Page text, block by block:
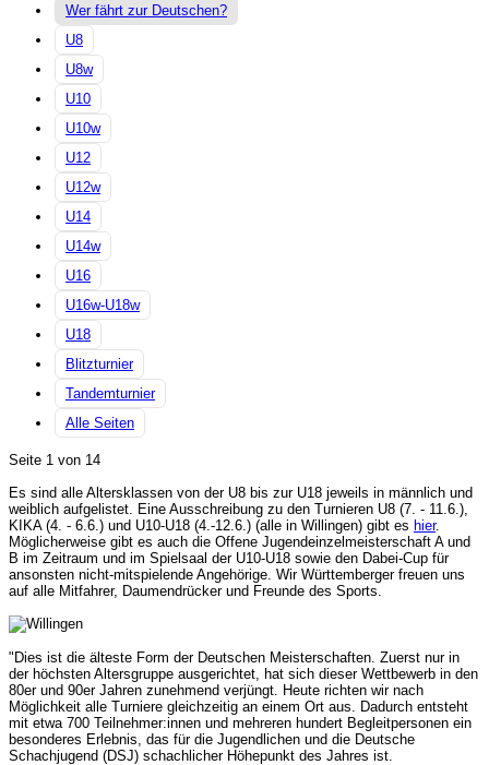
Wer fährt zur Deutschen?
U8
U8w
U10
U10w
U12
U12w
U14
U14w
U16
U16w-U18w
U18
Blitzturnier
Tandemturnier
Alle Seiten
Seite 1 von 14
Es sind alle Altersklassen von der U8 bis zur U18 jeweils in männlich und
weiblich aufgelistet. Eine Ausschreibung zu den Turnieren U8 (7. - 11.6.),
KIKA (4. - 6.6.) und U10-U18 (4.-12.6.) (alle in Willingen) gibt es hier.
Möglicherweise gibt es auch die Offene Jugendeinzelmeisterschaft A und
B im Zeitraum und im Spielsaal der U10-U18 sowie den Dabei-Cup für
ansonsten nicht-mitspielende Angehörige. Wir Württemberger freuen uns
auf alle Mitfahrer, Daumendrücker und Freunde des Sports.
"Dies ist die älteste Form der Deutschen Meisterschaften. Zuerst nur in
der höchsten Altersgruppe ausgerichtet, hat sich dieser Wettbewerb in den
80er und 90er Jahren zunehmend verjüngt. Heute richten wir nach
Möglichkeit alle Turniere gleichzeitig an einem Ort aus. Dadurch entsteht
mit etwa 700 Teilnehmer:innen und mehreren hundert Begleitpersonen ein
besonderes Erlebnis, das für die Jugendlichen und die Deutsche
Schachjugend (DSJ) schachlicher Höhepunkt des Jahres ist.